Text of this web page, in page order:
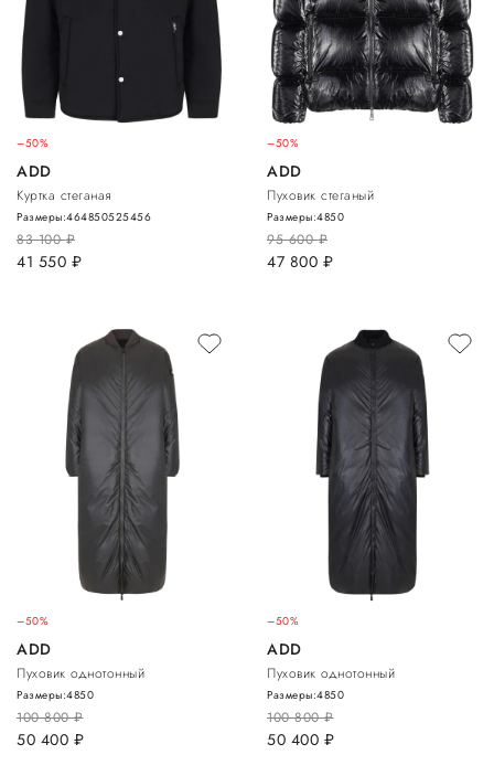
–50%
ADD
Куртка стеганая
83 100руб.
41 550 руб.
Размеры:464850525456
–50%
ADD
Пуховик стеганый
95 600руб.
47 800 руб.
Размеры:4850
–50%
ADD
Пуховик однотонный
100 800руб.
50 400 руб.
Размеры:4850
–50%
ADD
Пуховик однотонный
100 800руб.
50 400 руб.
Размеры:4850